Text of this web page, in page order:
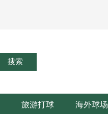
搜索
旅游打球 海外球场